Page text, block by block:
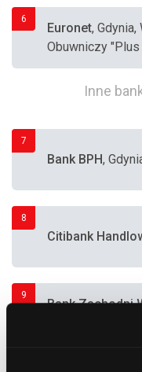
6
Euronet,
Obuwniczy
Inne
7
Bank BPH,
8
Citibank
9
Bank Zachodni